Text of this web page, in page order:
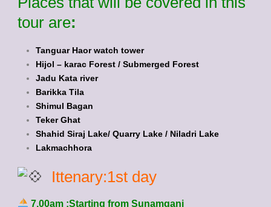
tour are:
Tanguar Haor watch tower
Hijol – karac Forest / Submerged Forest
Jadu Kata river
Barikka Tila
Shimul Bagan
Teker Ghat
Shahid Siraj Lake/ Quarry Lake / Niladri Lake
Lakmachhora
Ittenary:1st day
7.00am :Starting from Sunamganj